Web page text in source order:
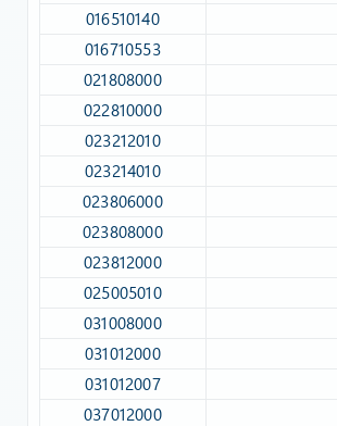
016510140​
016710553​
021808000​
022810000​
023212010​
023214010​
023806000​
023808000​
023812000​
025005010​
031008000​
031012000​
031012007​
037012000​